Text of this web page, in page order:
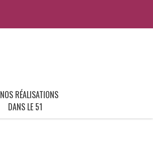
NOS RÉALISATIONS
DANS LE 51